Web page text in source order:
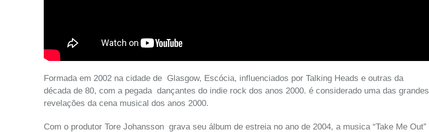
Formada em 2002 na cidade de Glasgow, Escócia, influenciados por Talking Heads e outras da
década de 80, com a pegada dançantes do indie rock dos anos 2000. é considerado uma das grandes
revelações da cena musical dos anos 2000.
Com o produtor Tore Johansson grava seu álbum de estreia no ano de 2004, a musica “Take Me Out”